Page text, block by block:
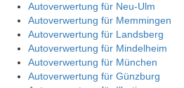
Autoverwertung für Neu-Ulm
Autoverwertung für Memmingen
Autoverwertung für Landsberg
Autoverwertung für Mindelheim
Autoverwertung für München
Autoverwertung für Günzburg